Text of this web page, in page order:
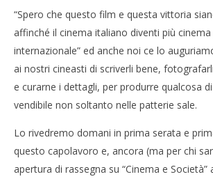
“Spero che questo film e questa vittoria
affinché il cinema italiano diventi più
internazionale” ed anche noi ce lo
ai nostri cineasti di scriverli bene,
e curarne i dettagli, per produrre qualcosa
vendibile non soltanto nelle patterie sale.
Lo rivedremo domani in prima serata e
questo capolavoro e, ancora (ma per chi
apertura di rassegna su “Cinema e Società”